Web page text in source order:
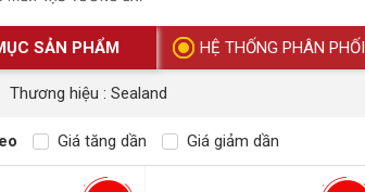
SẢN PHẨM HỆ THỐNG PHÂN PHỐI
Thương hiệu : Sealand
Giá tăng dần Giá giảm dần